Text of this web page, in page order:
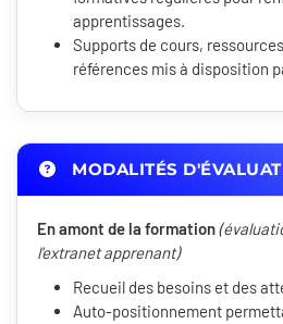
apprentissages.
Supports de cours,
références mis à disposition
MODALITÉS
En amont de la formation
l'extranet apprenant)
Recueil des besoins et des
Auto-positionnement